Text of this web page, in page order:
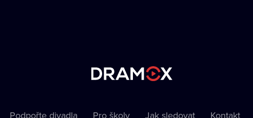
Podpořte divadla Pro školy Jak sledovat Kontakt